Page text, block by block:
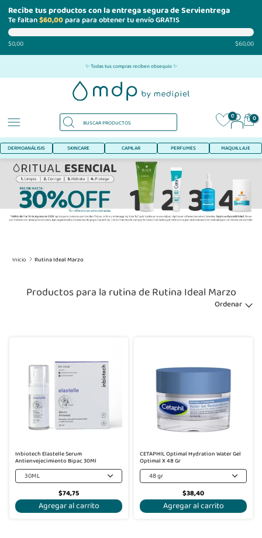
Recibe tus productos con la entrega segura de Servientrega
Te faltan$60,00para para obtener tu envío GRATIS
$0,00 $60,00
al
✨ Todas tus compras reciben obsequio ✨
0 0
DERMOANÁLISIS SKINCARE CAPILAR PERFUMES MAQUILLAJE
Inicio Rutina Ideal Marzo
Productos para la rutina de Rutina Ideal Marzo
Ordenar
Inbiotech Elastelle Serum
Antienvejecimiento Bipac 30Ml
30ML
$74,75
Agregar al carrito
CETAPHIL Optimal Hydration Water Gel
Optimal X 48 Gr
48 gr
$38,40
Agregar al carrito